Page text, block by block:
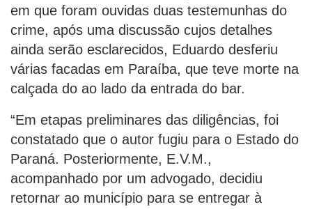
em que foram ouvidas duas testemunhas do
crime, após uma discussão cujos detalhes
ainda serão esclarecidos, Eduardo desferiu
várias facadas em Paraíba, que teve morte na
calçada do ao lado da entrada do bar.
“Em etapas preliminares das diligências, foi
constatado que o autor fugiu para o Estado do
Paraná. Posteriormente, E.V.M.,
acompanhado por um advogado, decidiu
retornar ao município para se entregar à